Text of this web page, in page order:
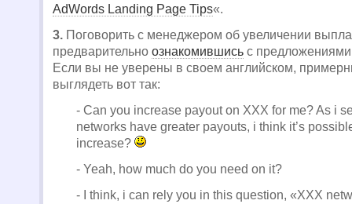
AdWords Landing Page Tips«.
3. Поговорить с менеджером об увеличении
предварительно ознакомившись с предложениями
Если вы не уверены в своем английском,
выглядеть вот так:
- Can you increase payout on XXX for me? As i
networks have greater payouts, i think it’s
increase?
- Yeah, how much do you need on it?
- I think, i can rely you in this question, «XXX